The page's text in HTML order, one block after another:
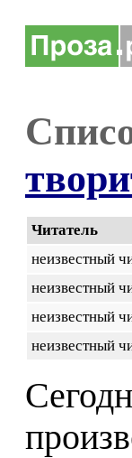
Читатель
неизвестный
неизвестный
неизвестный
неизвестный